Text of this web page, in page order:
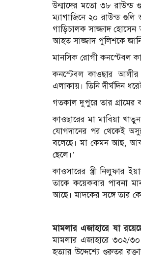
উন্মাদের মতো ৩৮ রাউন্ড
ম্যাগাজিনে ২০ রাউন্ড গুলি
গাড়িচালক সাজ্জাদ হোসেন
আহত সাজ্জাদ পুলিশকে
মানসিক রোগী কনস্টেবল
কনস্টেবল কাওছার আলীর
এলাকায়। তিনি দীর্ঘদিন
গতকাল দুপুরে তার গ্রামের
কাওছারের মা মাবিয়া
যোগদানের পর থেকেই
বলেছে। মা কেমন আছ,
ছেলে।’
কাওসারের স্ত্রী নিলুফার
তাকে কয়েকবার পাবনা
আছে। মাদকের সঙ্গে তার
মামলার এজাহারে যা
মামলার এজাহারে ৩০২/
হত্যার উদ্দেশ্যে গুরুতর